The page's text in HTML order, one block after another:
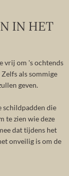
IN HET
vrij om 's ochtends
als sommige
geven.
schildpadden die
te zien wie deze
dat tijdens het
onveilig is om de